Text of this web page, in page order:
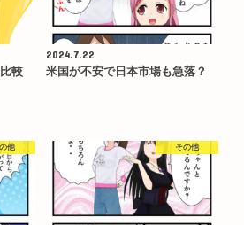
比較
2024.7.22
米国が不安で日本市場も急落？
他 その他